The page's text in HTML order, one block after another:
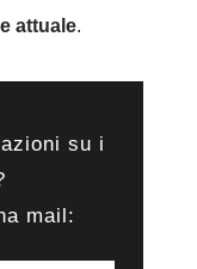
attuale.
su i
mail: